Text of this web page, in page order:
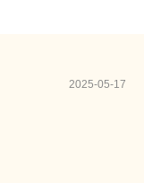
2025-05-17